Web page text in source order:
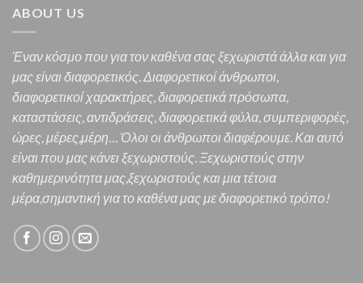
ABOUT US
Έναν κόσμο που για τον καθένα σας ξεχωριστά άλλα και για
μας είναι διαφορετικός.Διαφορετικοί άνθρωποι,
διαφορετικοί χαρακτήρες,διαφορετικά πρόσωπα,
καταστάσεις, αντιδράσεις, διαφορετικά φύλα, συμπεριφορές,
ώρες, μέρες,μέρη… Όλοι οι άνθρωποι διαφέρουμε. Και αυτό
είναι που μας κάνει ξεχωριστούς. Ξεχωριστούς στην
καθημερινότητα μας,ξεχωριστούς και μια τέτοια
μέρα,σημαντική για το καθένα μαςμε διαφορετικό τρόπο!